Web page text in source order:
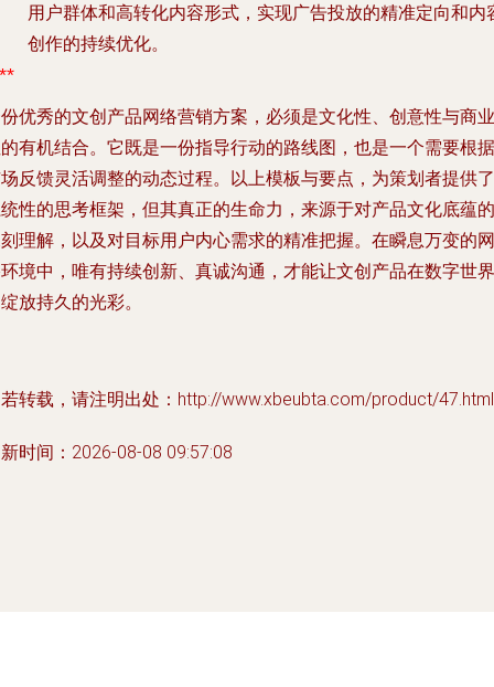
用户群体和高转化内容形式，实现广告投放的精准定向和内
创作的持续优化。
优秀的文创产品网络营销方案，必须是文化性、创意性与商业
有机结合。它既是一份指导行动的路线图，也是一个需要根据
反馈灵活调整的动态过程。以上模板与要点，为策划者提供了
性的思考框架，但其真正的生命力，来源于对产品文化底蕴的
理解，以及对目标用户内心需求的精准把握。在瞬息万变的网
境中，唯有持续创新、真诚沟通，才能让文创产品在数字世界
放持久的光彩。
转载，请注明出处：http://www.xbeubta.com/product/47.html
时间：2026-08-08 09:57:08